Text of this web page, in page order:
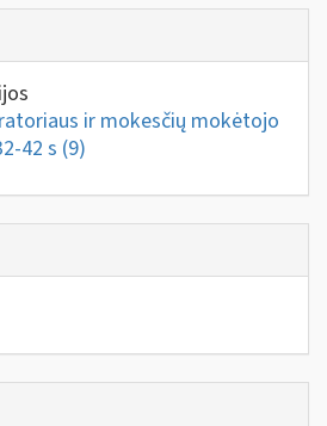
ir mokesčių mokėtojo
42 s (9)